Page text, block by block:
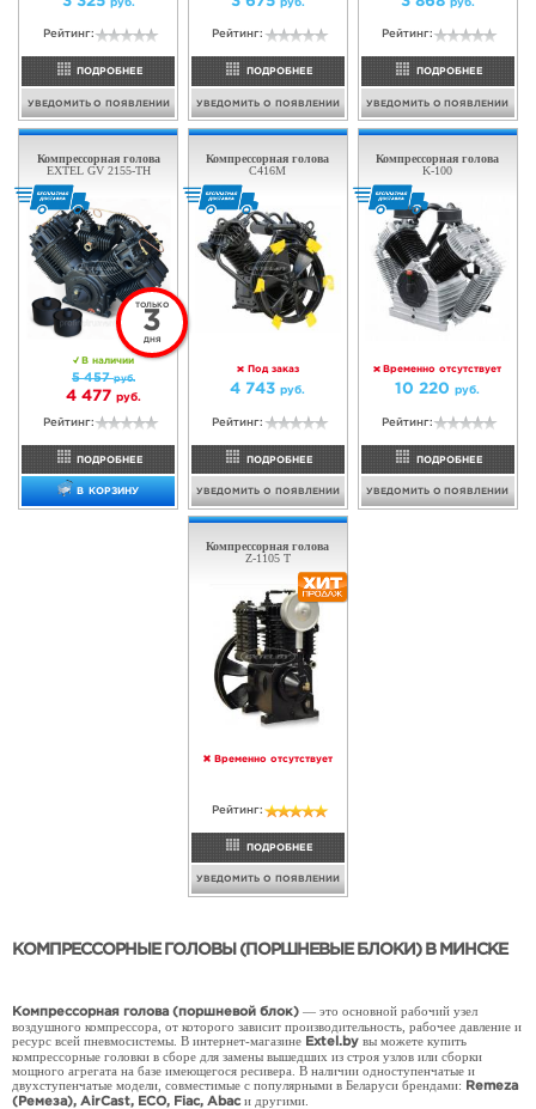
760
Рейтинг:
В КОРЗИНУ
780 руб.
Рейтинг:
В КОРЗИНУ
Компрессор
EXTEL W-0.36 (WR)
ТОЛЬКО
3
ДНЯ
Компрессорная голова
EXTEL VA-100
Компрессорная голова
REMEZA LB-50
Компрессор EXTEL
W-0.36-1 (WR) 380 Вольт
КОМПРЕССОРНЫЕ ГОЛОВЫ (ПОРШНЕВЫЕ БЛОКИ) В МИНСКЕ
Компрессорная голова (поршневой блок) — это основной рабочий узел
воздушного компрессора, от которого зависит производительность, рабочее давление и
ресурс всей пневмосистемы. В интернет-магазине Extel.by вы можете купить
компрессорные головки в сборе для замены вышедших из строя узлов или сборки
мощного агрегата на базе имеющегося ресивера. В наличии одноступенчатые и
двухступенчатые модели, совместимые с популярными в Беларуси брендами: Remeza
(Ремеза), AirCast, ECO, Fiac, Abacи другими.